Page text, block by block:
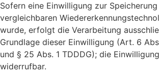
Sofern eine Einwilligung zur
vergleichbaren
wurde, erfolgt die Verarbeitung
Grundlage dieser Einwilligung (Art. 6
und § 25 Abs. 1 TDDDG); die
widerrufbar.